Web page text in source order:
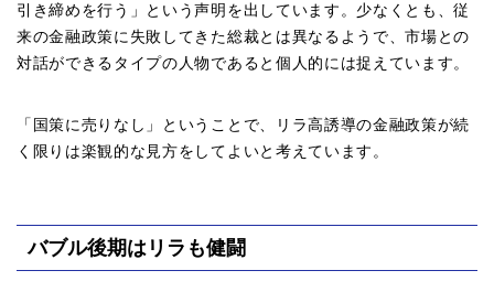
引き締めを行う」という声明を出しています。少なくとも、従
来の金融政策に失敗してきた総裁とは異なるようで、市場との
対話ができるタイプの人物であると個人的には捉えています。
「国策に売りなし」ということで、リラ高誘導の金融政策が続
く限りは楽観的な見方をしてよいと考えています。
バブル後期はリラも健闘